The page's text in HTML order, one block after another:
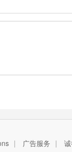
| 广告服务 |